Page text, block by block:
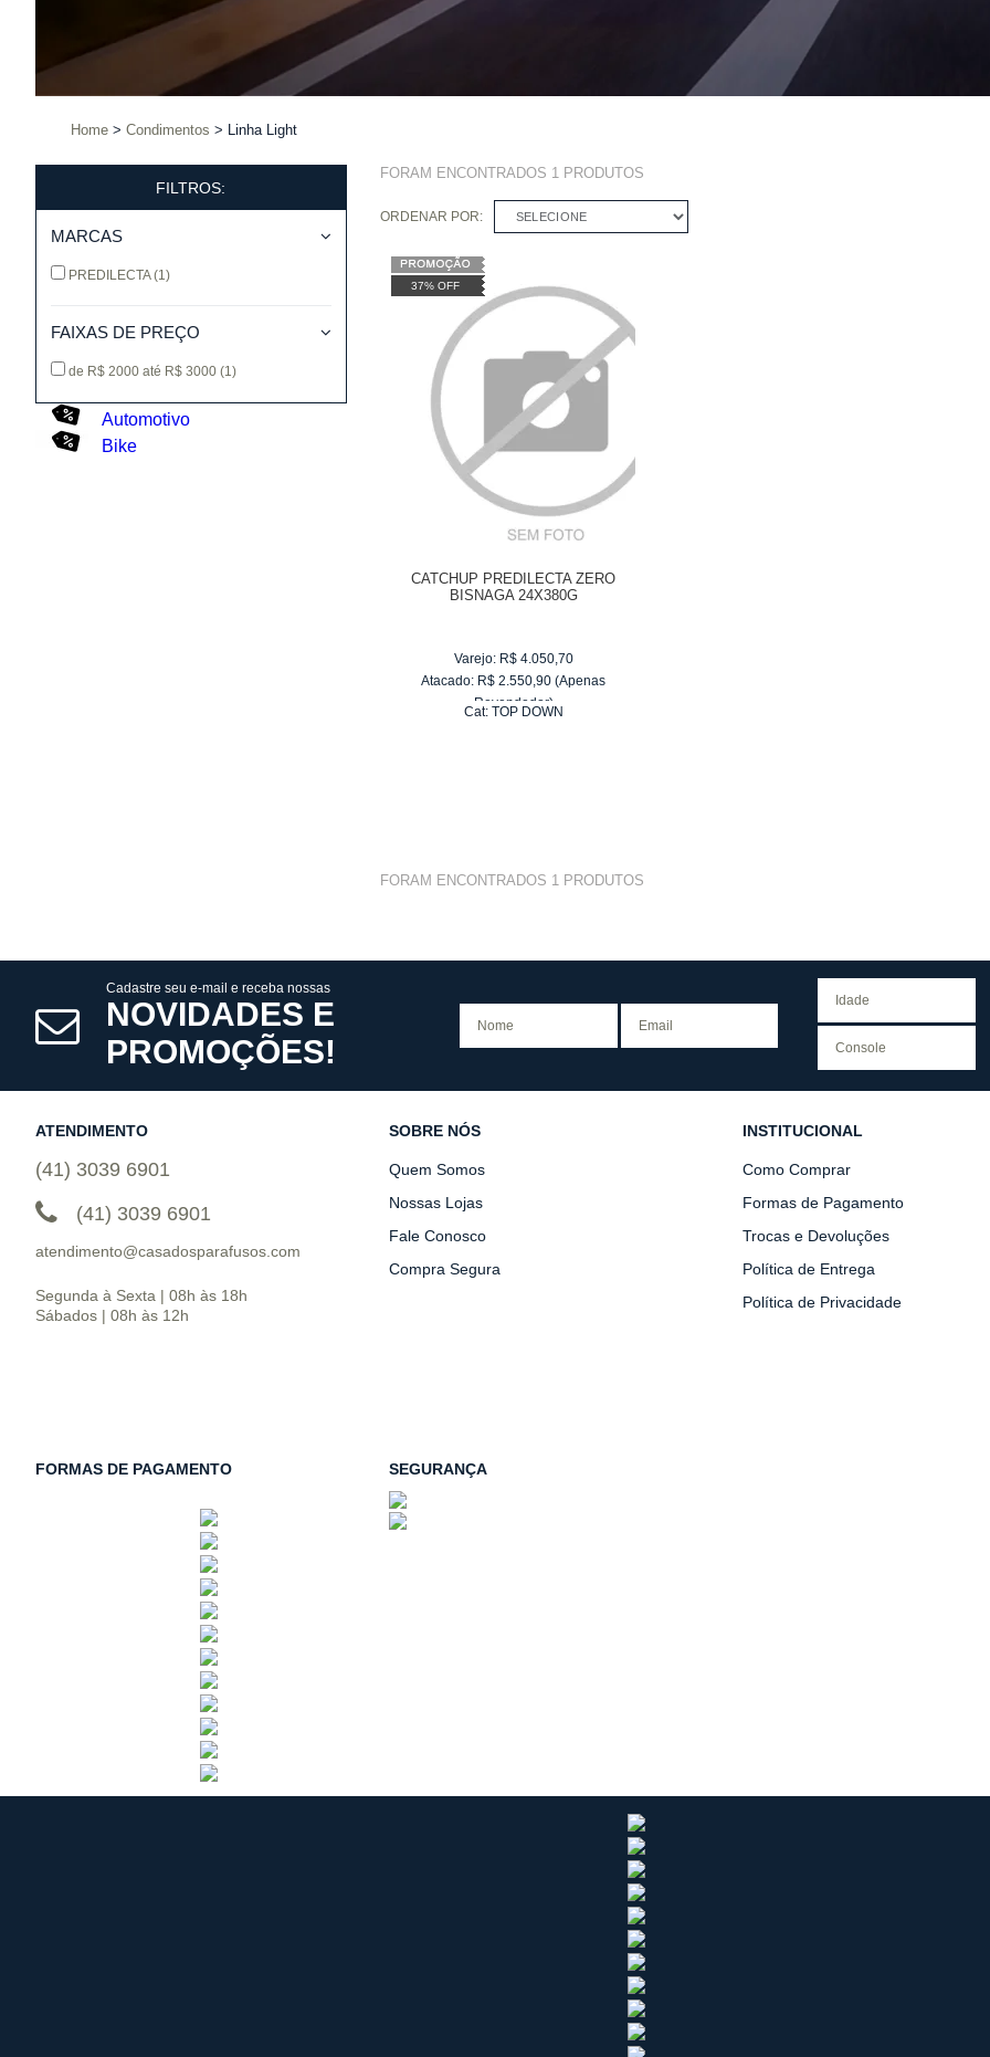
Home Condimentos Linha Light
FILTROS:
MARCAS
PREDILECTA(1)
FAIXAS DE PREÇO
de R$ 2000 até R$ 3000 (1)
Automotivo
Bike
FORAM ENCONTRADOS 1PRODUTOS
ORDENAR POR: SELECIONE
37% OFF
CATCHUP PREDILECTA ZERO
BISNAGA 24X380G
Varejo: R$ 4.050,70
Atacado: R$ 2.550,90 (Apenas
Revendedor)
Cat: TOP DOWN
FORAM ENCONTRADOS 1PRODUTOS
Cadastre seu e-mail e receba nossas
NOVIDADES E
PROMOÇÕES!
ATENDIMENTO
(41) 3039 6901
(41) 3039 6901
atendimento@casadosparafusos.com
Segunda à Sexta | 08h às 18h
Sábados | 08h às 12h
SOBRE NÓS
Quem Somos
Nossas Lojas
Fale Conosco
Compra Segura
INSTITUCIONAL
Como Comprar
Formas de Pagamento
Trocas e Devoluções
Política de Entrega
Política de Privacidade
FORMAS DE PAGAMENTO SEGURANÇA